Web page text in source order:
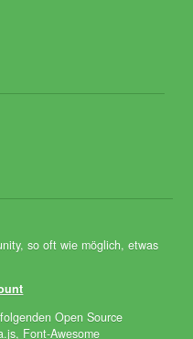
so oft wie möglich, etwas
Open Source
, Font-Awesome